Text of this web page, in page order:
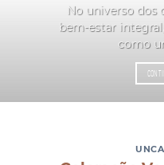
No universo dos
bem-estar
como